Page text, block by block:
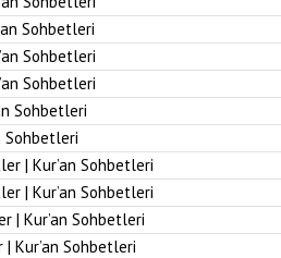
Sohbetleri
Sohbetleri
Sohbetleri
Sohbetleri
Sohbetleri
| Kur’an Sohbetleri
| Kur’an Sohbetleri
| Kur’an Sohbetleri
| Kur’an Sohbetleri